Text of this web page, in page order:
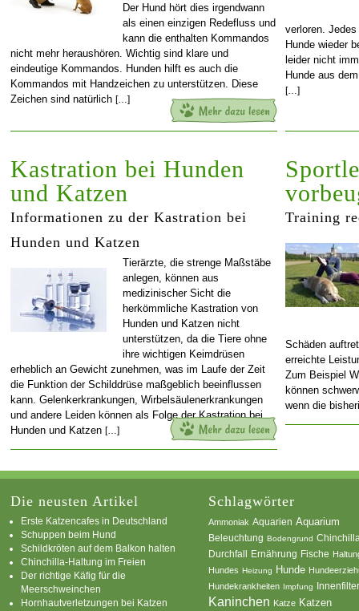
Der Hund hört dies irgendwann
als einen einzigen Redefluss und
kann die enthalten Kommandos
nicht mehr heraushören. Wichtig sind klare und
eindeutige Kommandos. Hunden hilft es auch die
Kommandos mit Handzeichen zu unterstützen. Diese
Zeichen sind natürlich […]
verloren.
Hunde wieder
leider nicht
Hunde aus
[…]
Kastration bei Hunden
und Katzen
Informationen zu der Kastration bei
Hunden und Katzen
Tierärzte, die strenge Maßstäbe
anlegen, können aus
medizinischer Sicht die
herkömmliche Kastration von
Hunden und Katzen nicht
unterstützen, da die Tiere ohne
ihre wichtigen Keimdrüsen
erheblich an Gewicht zunehmen, was im Laufe der Zeit
die Funktion der Schilddrüse maßgeblich beeinflussen
kann. Gelenkerkrankungen, Wirbelsäulenerkrankungen
und andere Leiden können als Folge der Kastration bei
Hunden und Katzen […]
Training
Schäden
erreichte
Zum Beispiel
können
wenn die
Die neusten Artikel
Erste Katzencafes in Deutschland
Schuppen beim Hund
Schildkröten auf dem Balkon halten
Chinchilla-Haltung im Freien
Der richtige Käfig für die
Meerschweinchen
Hornhautverletzungen bei Katzen
Schlagwörter
Ammoniak Aquarien Aquarium
Beleuchtung Bodengrund
Durchfall Ernährung Fische
Hundes Heizung Hunde
Hundekrankheiten Impfung
Kaninchen Katze Katzen